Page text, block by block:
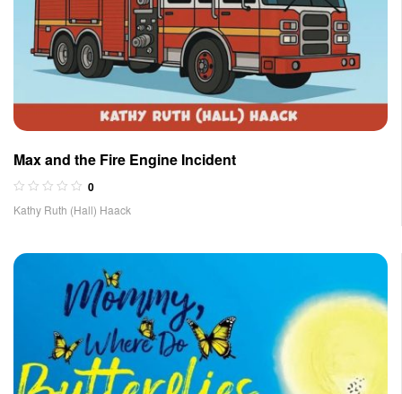
Max and the Fire Engine Incident
0
Kathy Ruth (Hall) Haack